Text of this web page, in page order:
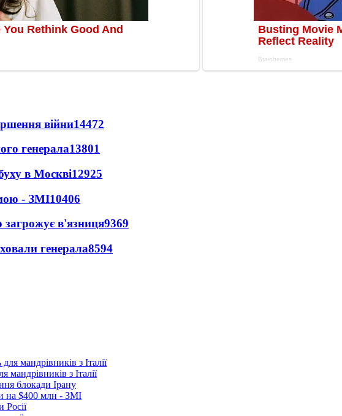
війни14472
генерала13801
в Москві12925
- ЗМІ10406
в'язниця9369
генерала8594
з Італії
блокади Ірану
на $400 млн - ЗМІ